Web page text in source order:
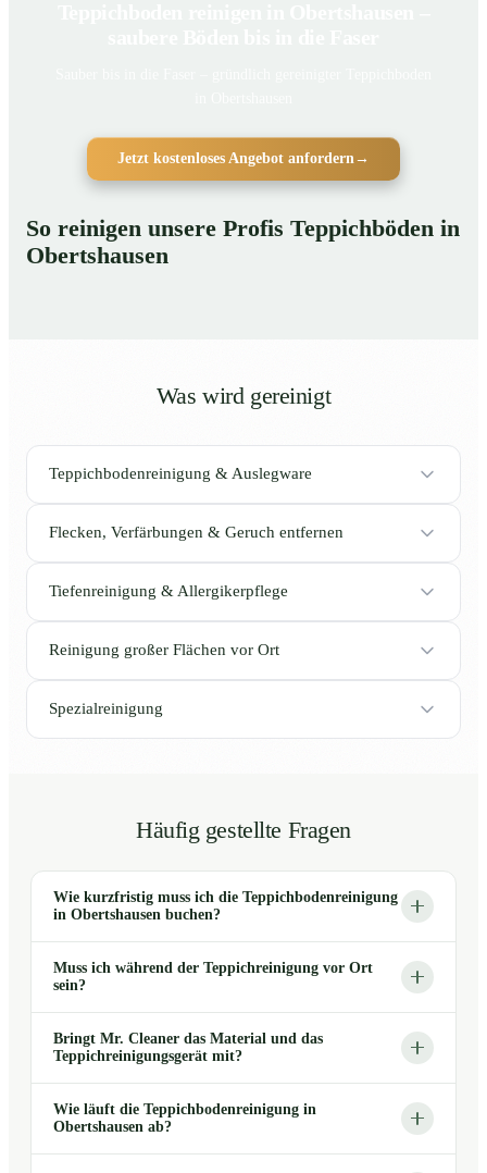
Jetzt kostenloses Angebot anfordern →
So reinigen unsere Profis Teppichböden in
Obertshausen
Was wird gereinigt
Teppichbodenreinigung & Auslegware
Flecken, Verfärbungen & Geruch entfernen
Tiefenreinigung & Allergikerpflege
Reinigung großer Flächen vor Ort
Spezialreinigung
Häufig gestellte Fragen
Wie kurzfristig muss ich die Teppichbodenreinigung
in Obertshausen buchen?
Muss ich während der Teppichreinigung vor Ort
sein?
Bringt Mr. Cleaner das Material und das
Teppichreinigungsgerät mit?
Wie läuft die Teppichbodenreinigung in
Obertshausen ab?